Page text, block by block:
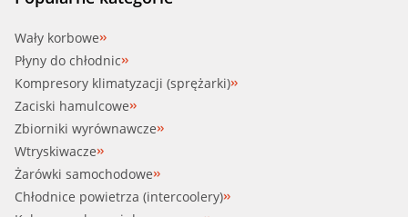
Wały korbowe
Płyny do chłodnic
Kompresory klimatyzacji (sprężarki)
Zaciski hamulcowe
Zbiorniki wyrównawcze
Wtryskiwacze
Żarówki samochodowe
Chłodnice powietrza (intercoolery)